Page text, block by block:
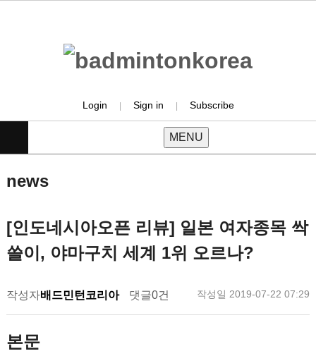
Login | Sign in | Subscribe
MENU
news
[인도네시아오픈 리뷰] 일본 여자종목 싹
쓸이, 야마구치 세계 1위 오르나?
작성자배드민턴코리아 댓글0건 작성일 2019-07-22 07:29
본문